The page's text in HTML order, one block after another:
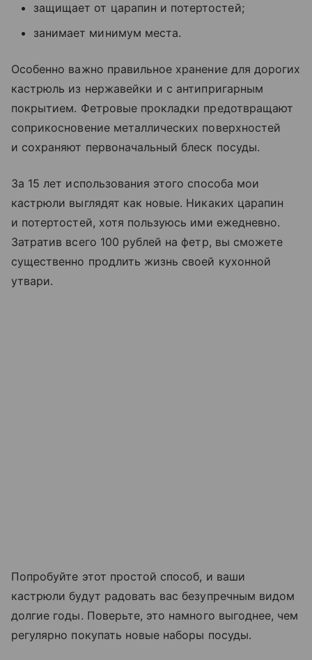
защищает от царапин и потертостей;
занимает минимум места.
Особенно важно правильное хранение для дорогих
кастрюль из нержавейки и с антипригарным
покрытием. Фетровые прокладки предотвращают
соприкосновение металлических поверхностей
и сохраняют первоначальный блеск посуды.
За 15 лет использования этого способа мои
кастрюли выглядят как новые. Никаких царапин
и потертостей, хотя пользуюсь ими ежедневно.
Затратив всего 100 рублей на фетр, вы сможете
существенно продлить жизнь своей кухонной
утвари.
Попробуйте этот простой способ, и ваши
кастрюли будут радовать вас безупречным видом
долгие годы. Поверьте, это намного выгоднее, чем
регулярно покупать новые наборы посуды.